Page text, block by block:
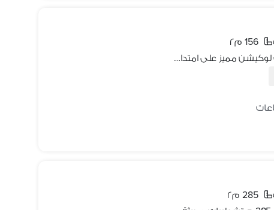
156 م٢
شقة للبيع بخصم 50 % عند الدفع ف لوكيشن مميز على امتداد شارع الثوره فى ( مصر الجديدة )
285 م٢